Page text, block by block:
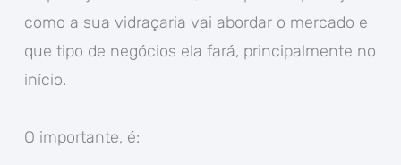
como a sua vidraçaria vai abordar o mercado e
que tipo de negócios ela fará, principalmente no
início.
O importante, é: